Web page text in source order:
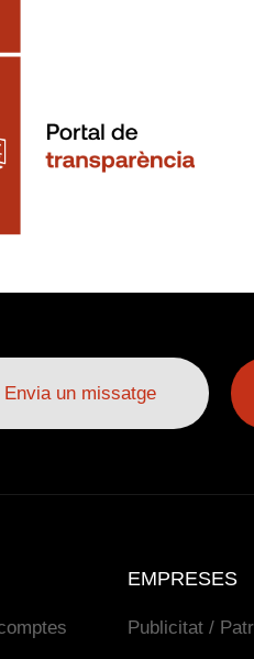
Envia un missatge
EMPRESES
Publicitat /